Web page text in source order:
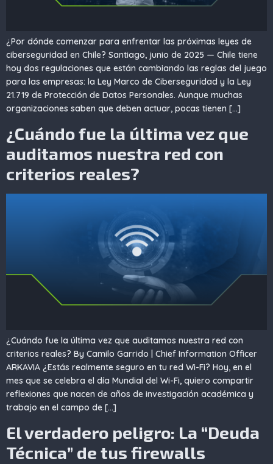
¿Por dónde comenzar para enfrentar las próximas leyes de
ciberseguridad en Chile? Santiago, junio de 2025 — Chile tiene
hoy dos regulaciones que están cambiando las reglas del juego
para las empresas: la Ley Marco de Ciberseguridad y la Ley
21.719 de Protección de Datos Personales. Aunque muchas
organizaciones saben que deben actuar, pocas tienen […]
¿Cuándo fue la última vez que
auditamos nuestra red con
criterios reales?
¿Cuándo fue la última vez que auditamos nuestra red con
criterios reales? By Camilo Garrido | Chief Information Officer
ARKAVIA ¿Estás realmente seguro en tu red Wi-Fi? Hoy, en el
mes que se celebra el día Mundial del Wi-Fi, quiero compartir
reflexiones que nacen de años de investigación académica y
trabajo en el campo de […]
El verdadero peligro: La “Deuda
Técnica” de tus firewalls